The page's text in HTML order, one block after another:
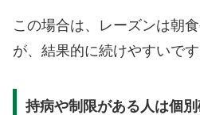
この場合は、レーズンは朝
が、結果的に続けやすいです
持病や制限がある人は個